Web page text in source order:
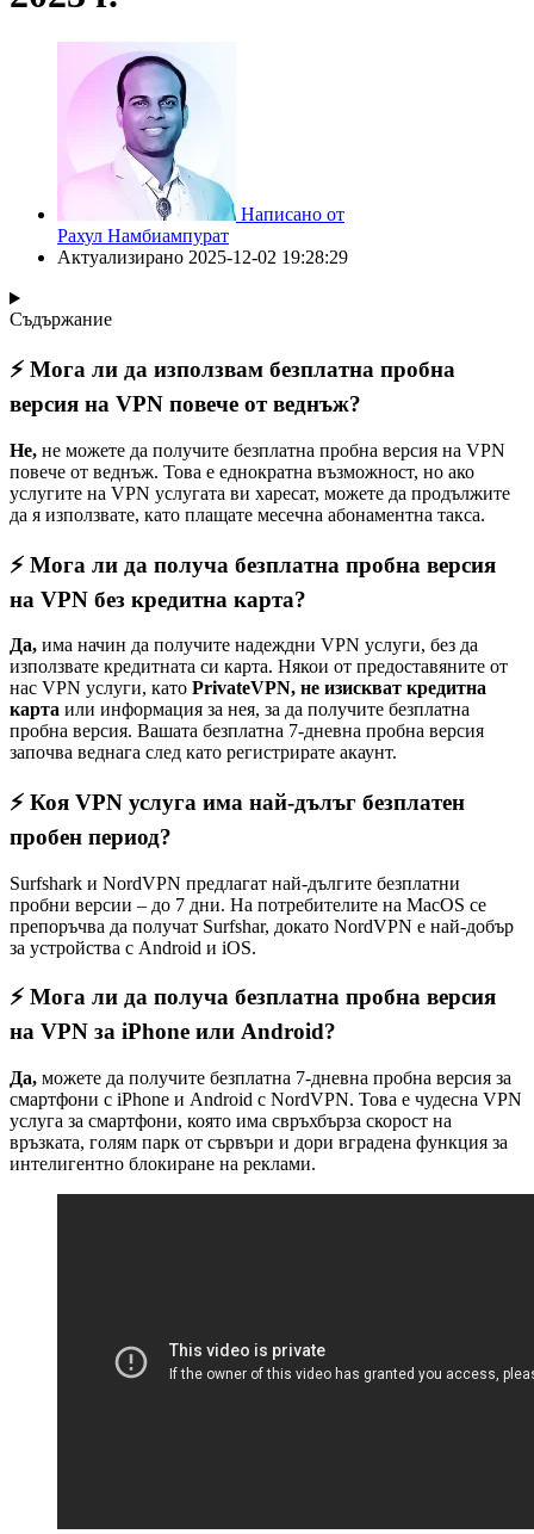
Написано от
Рахул Намбиампурат
Актуализирано 2025-12-02 19:28:29
Съдържание
⚡ Мога ли да използвам безплатна пробна
версия на VPN повече от веднъж?
Не, не можете да получите безплатна пробна версия на VPN
повече от веднъж. Това е еднократна възможност, но ако
услугите на VPN услугата ви харесат, можете да продължите
да я използвате, като плащате месечна абонаментна такса.
⚡ Мога ли да получа безплатна пробна версия
на VPN без кредитна карта?
Да, има начин да получите надеждни VPN услуги, без да
използвате кредитната си карта. Някои от предоставяните от
нас VPN услуги, като PrivateVPN, не изискват кредитна
карта или информация за нея, за да получите безплатна
пробна версия. Вашата безплатна 7-дневна пробна версия
започва веднага след като регистрирате акаунт.
⚡ Коя VPN услуга има най-дълъг безплатен
пробен период?
Surfshark и NordVPN предлагат най-дългите безплатни
пробни версии – до 7 дни. На потребителите на MacOS се
препоръчва да получат Surfshar, докато NordVPN е най-добър
за устройства с Android и iOS.
⚡ Мога ли да получа безплатна пробна версия
на VPN за iPhone или Android?
Да, можете да получите безплатна 7-дневна пробна версия за
смартфони с iPhone и Android с NordVPN. Това е чудесна VPN
услуга за смартфони, която има свръхбърза скорост на
връзката, голям парк от сървъри и дори вградена функция за
интелигентно блокиране на реклами.